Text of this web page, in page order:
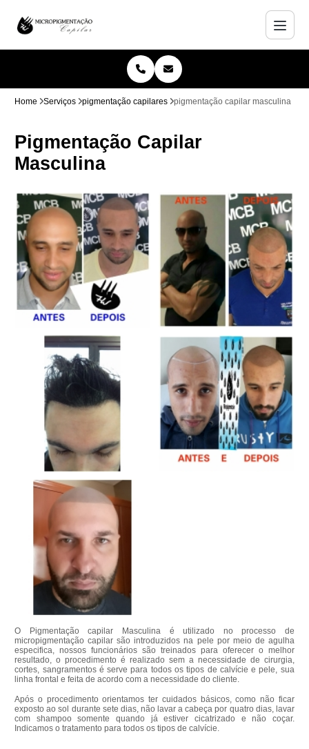
Home Serviços pigmentação capilares pigmentação capilar masculina
Pigmentação Capilar
Masculina
O Pigmentação capilar Masculina é utilizado no processo de
micropigmentação capilar são introduzidos na pele por meio de agulha
especifica, nossos funcionários são treinados para oferecer o melhor
resultado, o procedimento é realizado sem a necessidade de cirurgia,
cortes, sangramentos é serve para todos os tipos de calvície e pele, sua
linha frontal e feita de acordo com a necessidade do cliente.
Após o procedimento orientamos ter cuidados básicos, como não ficar
exposto ao sol durante sete dias, não lavar a cabeça por quatro dias, lavar
com shampoo somente quando já estiver cicatrizado e não coçar.
Indicamos o tratamento para todos os tipos de calvície.